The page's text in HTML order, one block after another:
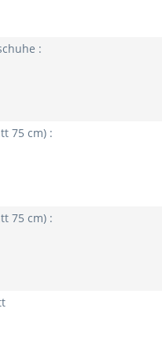
:
75 cm) :
75 cm) :